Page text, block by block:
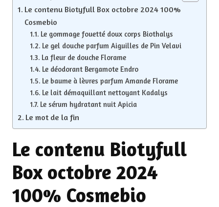
Le contenu Biotyfull Box octobre 2024 100%
Cosmebio
Le gommage fouetté doux corps Biothalys
Le gel douche parfum Aiguilles de Pin Velavi
La fleur de douche Florame
Le déodorant Bergamote Endro
Le baume à lèvres parfum Amande Florame
Le lait démaquillant nettoyant Kadalys
Le sérum hydratant nuit Apicia
Le mot de la fin
Le contenu Biotyfull
Box octobre 2024
100% Cosmebio